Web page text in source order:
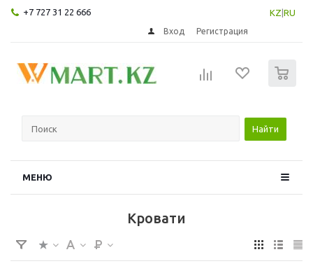
+7 727 31 22 666 KZ RU
Вход Регистрация
Найти
МЕНЮ
Кровати